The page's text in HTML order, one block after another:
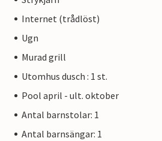
Internet (trådlöst)
Ugn
Murad grill
Utomhus dusch : 1 st.
Pool april - ult. oktober
Antal barnstolar: 1
Antal barnsängar: 1